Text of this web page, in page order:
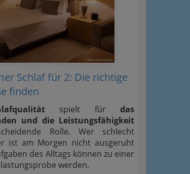
Schlaf für 2: Die richtige
finden
spielt für das
und die Leistungsfähigkeit
Rolle. Wer schlecht
ist am Morgen nicht ausgeruht
des Alltags können zu einer
werden.